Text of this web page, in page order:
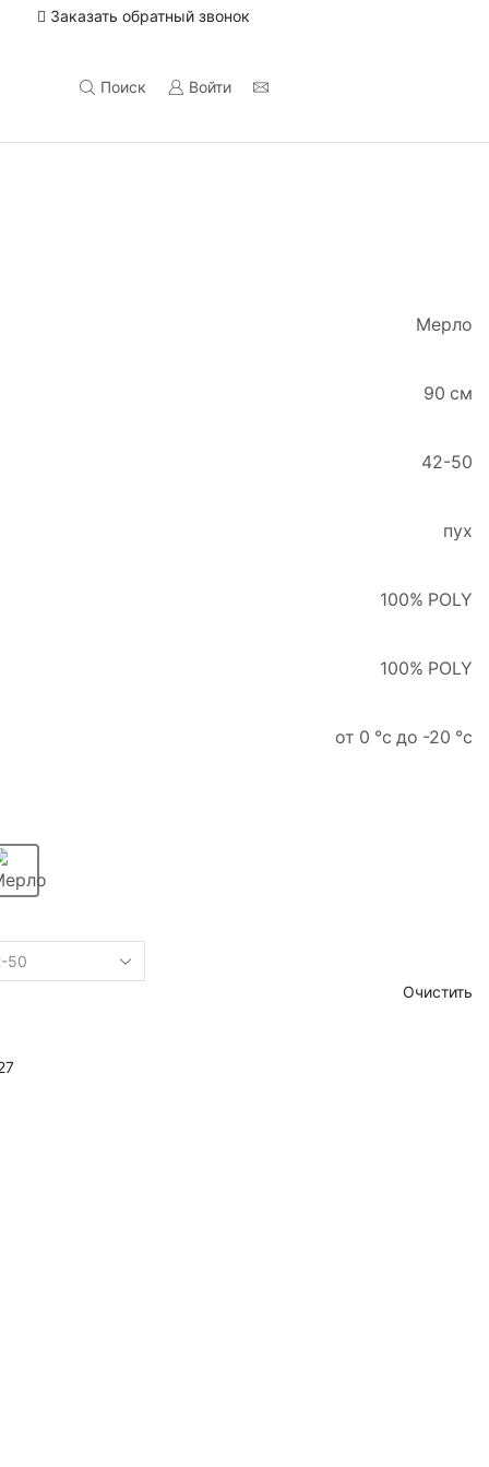
Электронный почтовый адрес
Заказать обратный звонок
Поиск Войти
Мерло
90 см
42-50
пух
100% POLY
100% POLY
от 0 °c до -20 °c
Мерло
Очистить